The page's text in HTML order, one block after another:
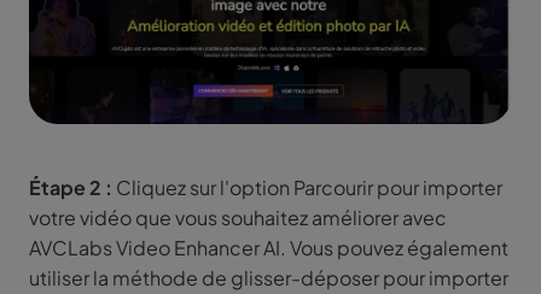
Étape 2 : Cliquez sur l'option Parcourir pour importer
votre vidéo que vous souhaitez améliorer avec
AVCLabs Video Enhancer AI. Vous pouvez également
utiliser la méthode de glisser-déposer pour importer